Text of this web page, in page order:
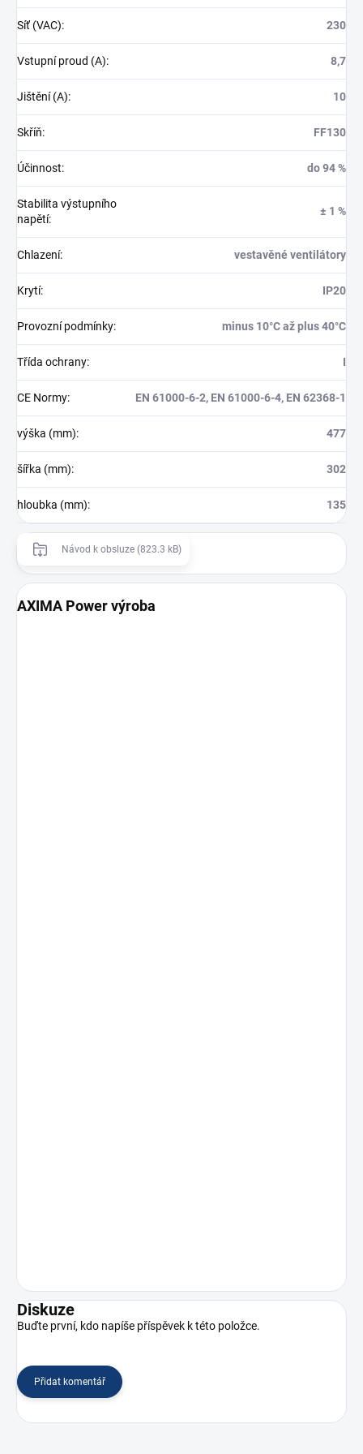
Síť (VAC): 230
Vstupní proud (A): 8,7
Jištění (A): 10
Skříň: FF130
Účinnost: do 94 %
Stabilita výstupního
napětí:
± 1 %
Chlazení: vestavěné ventilátory
Krytí: IP20
Provozní podmínky: minus 10°C až plus 40°C
Třída ochrany: I
CE Normy: EN 61000-6-2, EN 61000-6-4, EN 62368-1
výška (mm): 477
šířka (mm): 302
hloubka (mm): 135
Návod k obsluze (823.3 kB)
AXIMA Power výroba
Diskuze
Buďte první, kdo napíše příspěvek k této položce.
Přidat komentář